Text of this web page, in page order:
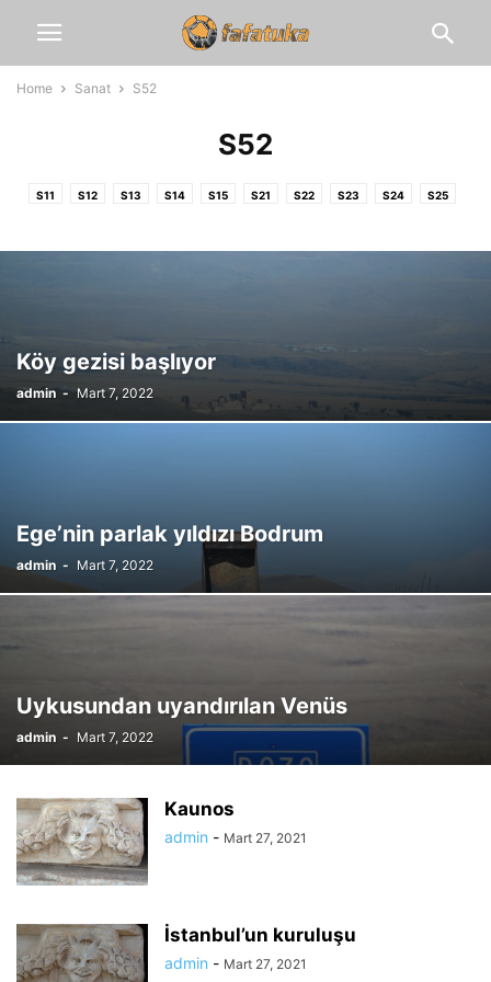
Home Sanat S52
S52
S11 S12 S13 S14 S15 S21 S22 S23 S24 S25
S51 S52 S53 S54 S55
Köy gezisi başlıyor
admin - Mart 7, 2022
Ege’nin parlak yıldızı Bodrum
admin - Mart 7, 2022
Uykusundan uyandırılan Venüs
admin - Mart 7, 2022
Kaunos
admin - Mart 27, 2021
İstanbul’un kuruluşu
admin - Mart 27, 2021